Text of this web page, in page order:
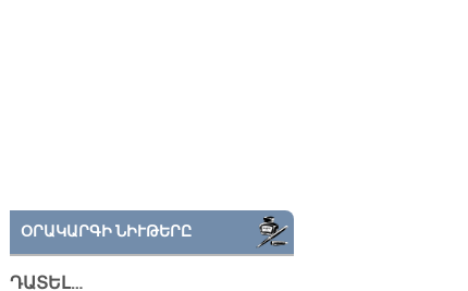
ՕՐԱԿԱՐԳԻ ՆԻՒԹԵՐԸ
ԴԱՏԵԼ…